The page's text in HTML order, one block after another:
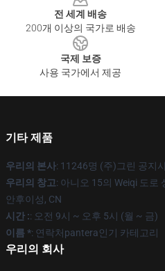
전 세계 배송
200개 이상의 국가로 배송
국제 보증
사용 국가에서 제공
기타 제품
우리의 본사: 11246명 (주)그린 공지
우리의 창고: 아니오 15의 Weiqi 도로
안후이성, CN
시간 :: 오전 9시 ~ 오후 5시 (월 ~ 금)
이름 *: 연락처pantera인기 카테고리
우리의 회사